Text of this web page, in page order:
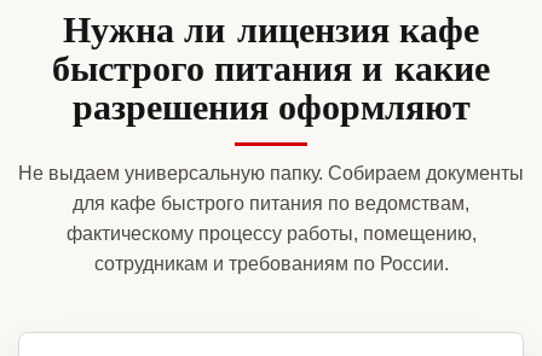
Нужна ли лицензия кафе
быстрого питания и какие
разрешения оформляют
Не выдаем универсальную папку. Собираем документы
для кафе быстрого питания по ведомствам,
фактическому процессу работы, помещению,
сотрудникам и требованиям по России.